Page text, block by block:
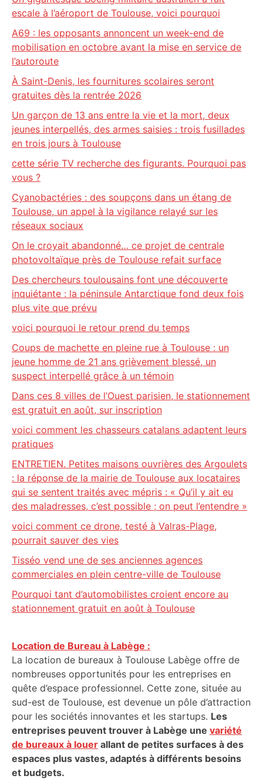
escale à l’aéroport de Toulouse, voici pourquoi
A69 : les opposants annoncent un week-end de
mobilisation en octobre avant la mise en service de
l’autoroute
À Saint-Denis, les fournitures scolaires seront
gratuites dès la rentrée 2026
Un garçon de 13 ans entre la vie et la mort, deux
jeunes interpellés, des armes saisies : trois fusillades
en trois jours à Toulouse
cette série TV recherche des figurants. Pourquoi pas
vous ?
Cyanobactéries : des soupçons dans un étang de
Toulouse, un appel à la vigilance relayé sur les
réseaux sociaux
On le croyait abandonné… ce projet de centrale
photovoltaïque près de Toulouse refait surface
Des chercheurs toulousains font une découverte
inquiétante : la péninsule Antarctique fond deux fois
plus vite que prévu
voici pourquoi le retour prend du temps
Coups de machette en pleine rue à Toulouse : un
jeune homme de 21 ans grièvement blessé, un
suspect interpellé grâce à un témoin
Dans ces 8 villes de l’Ouest parisien, le stationnement
est gratuit en août, sur inscription
voici comment les chasseurs catalans adaptent leurs
pratiques
ENTRETIEN. Petites maisons ouvrières des Argoulets
: la réponse de la mairie de Toulouse aux locataires
qui se sentent traités avec mépris : « Qu’il y ait eu
des maladresses, c’est possible ; on peut l’entendre »
voici comment ce drone, testé à Valras-Plage,
pourrait sauver des vies
Tisséo vend une de ses anciennes agences
commerciales en plein centre-ville de Toulouse
Pourquoi tant d’automobilistes croient encore au
stationnement gratuit en août à Toulouse
Location de Bureau à Labège :
La location de bureaux à Toulouse Labège offre de
nombreuses opportunités pour les entreprises en
quête d’espace professionnel. Cette zone, située au
sud-est de Toulouse, est devenue un pôle d’attraction
pour les sociétés innovantes et les startups. Les
entreprises peuvent trouver à Labège une variété
de bureaux à louer allant de petites surfaces à des
espaces plus vastes, adaptés à différents besoins
et budgets.